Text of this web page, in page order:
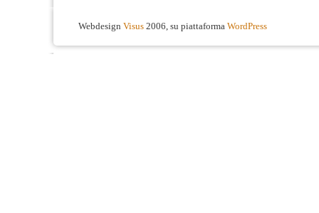
Webdesign Visus 2006, su piattaforma WordPress